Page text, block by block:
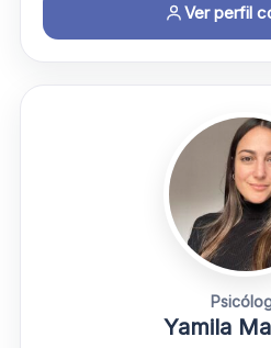
Ver perfil
Yamila